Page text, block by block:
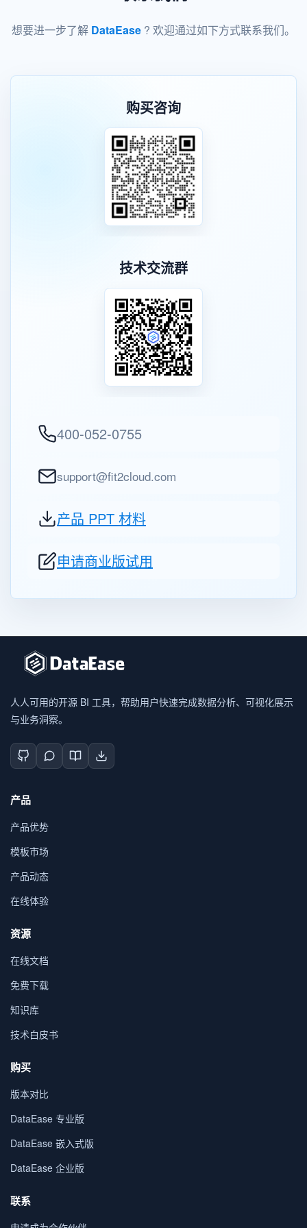
想要进一步了解 DataEase ? 欢迎通过如下方式联系我们。
购买咨询
技术交流群
400-052-0755
support@fit2cloud.com
产品 PPT 材料
申请商业版试用
人人可用的开源 BI 工具，帮助用户快速完成数据分析、可视化展示
与业务洞察。
产品
产品优势
模板市场
产品动态
在线体验
资源
在线文档
免费下载
知识库
技术白皮书
购买
版本对比
DataEase 专业版
DataEase 嵌入式版
DataEase 企业版
联系